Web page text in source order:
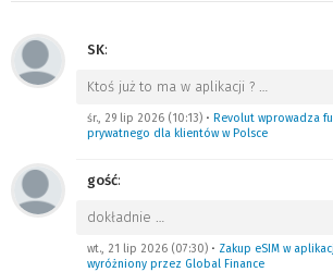
SK:
Ktoś już to ma w aplikacji ? …
śr., 29 lip 2026 (10:13) • Revolut wprowadza
prywatnego dla klientów w Polsce
gość:
dokładnie …
wt., 21 lip 2026 (07:30) • Zakup eSIM w
wyróżniony przez Global Finance